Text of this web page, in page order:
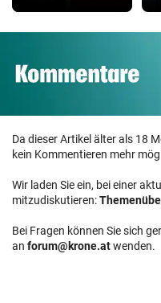
Da dieser Artikel älter als 18
kein Kommentieren mehr
Wir laden Sie ein, bei einer
mitzudiskutieren:
Bei Fragen können Sie sich
an forum@krone.atwenden.